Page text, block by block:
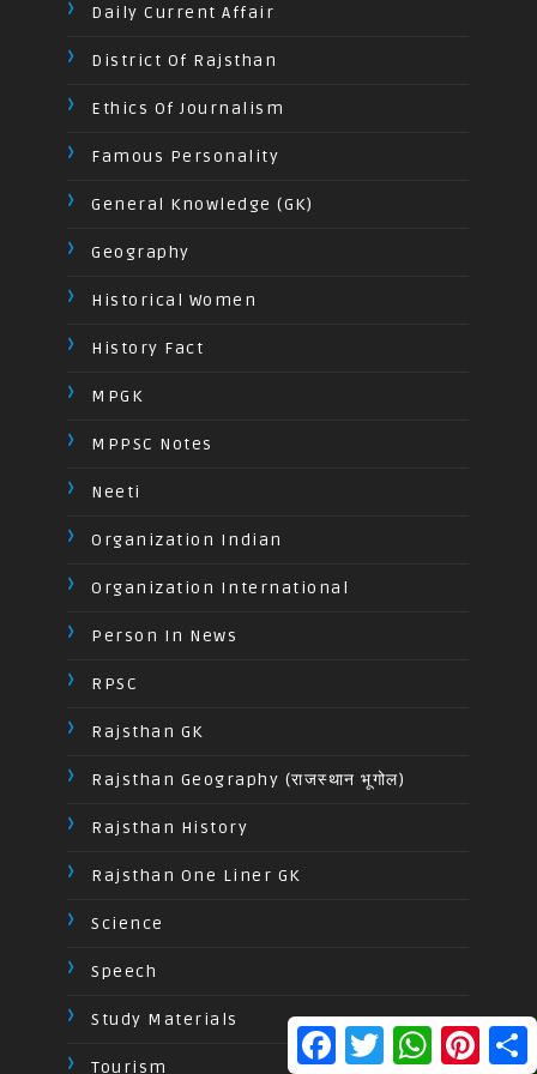
T
W
P
Daily Current Affair
District Of Rajsthan
Ethics Of Journalism
Famous Personality
General Knowledge (GK)
Geography
Historical Women
History Fact
MPGK
MPPSC Notes
Neeti
Organization Indian
Organization International
Person In News
RPSC
Rajsthan GK
Rajsthan Geography (राजस्थान भूगोल)
Rajsthan History
Rajsthan One Liner GK
Science
Speech
Study Materials
Tourism